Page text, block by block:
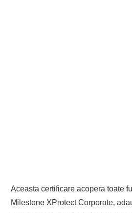
Aceasta certificare acopera toate
Milestone XProtect Corporate,